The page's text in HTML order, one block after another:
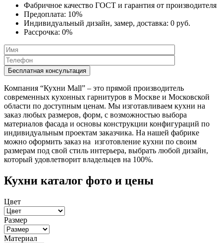
Фабричное качество ГОСТ и гарантия от производителя
Предоплата: 10%
Индивидуальный дизайн, замер, доставка: 0 руб.
Рассрочка: 0%
Компания “Кухни Mall” – это прямой производитель
современных кухонных гарнитуров в Москве и Московской
области по доступным ценам. Мы изготавливаем кухни на
заказ любых размеров, форм, с возможностью выбора
материалов фасада и основы конструкции конфигураций по
индивидуальным проектам заказчика. На нашей фабрике
можно оформить заказ на изготовление кухни по своим
размерам под свой стиль интерьера, выбрать любой дизайн,
который удовлетворит владельцев на 100%.
Кухни каталог фото и цены
Цвет
Размер
Материал